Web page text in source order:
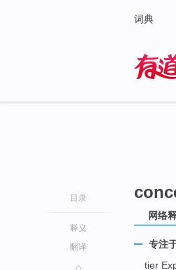
词典
目录
释义
翻译
网络
专注
tier